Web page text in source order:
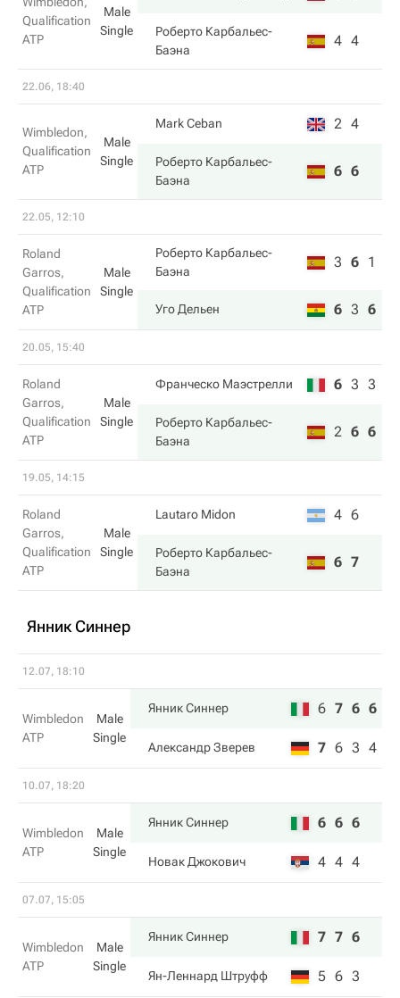
Qualification
ATP
Male
Single
Роберто Карбальес-
Баэна
4 4
22.06, 18:40
Wimbledon,
Qualification
ATP
Male
Single
Mark Ceban 2 4
Роберто Карбальес-
Баэна
6 6
22.05, 12:10
Roland
Garros,
Qualification
ATP
Male
Single
Роберто Карбальес-
Баэна
3 6 1
Уго Дельен 6 3 6
20.05, 15:40
Roland
Garros,
Qualification
ATP
Male
Single
Франческо Маэстрелли 6 3 3
Роберто Карбальес-
Баэна
2 6 6
19.05, 14:15
Roland
Garros,
Qualification
ATP
Male
Single
Lautaro Midon 4 6
Роберто Карбальес-
Баэна
6 7
Янник Синнер
12.07, 18:10
Wimbledon
ATP
Male
Single
Янник Синнер 6 7 6 6
Александр Зверев 7 6 3 4
10.07, 18:20
Wimbledon
ATP
Male
Single
Янник Синнер 6 6 6
Новак Джокович 4 4 4
07.07, 15:05
Wimbledon
ATP
Male
Single
Янник Синнер 7 7 6
Ян-Леннард Штруфф 5 6 3